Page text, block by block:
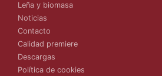
Leña y biomasa
Noticias
Contacto
Calidad premiere
Descargas
Política de cookies